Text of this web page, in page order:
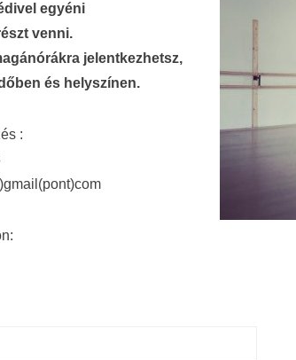
egyéni
venni.
jelentkezhetsz,
és helyszínen.
:
t)com